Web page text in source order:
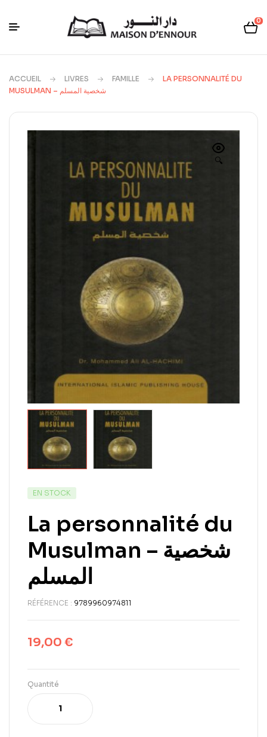
0
ACCUEIL LIVRES FAMILLE
LA PERSONNALITÉ DU
MUSULMAN – شخصية المسلم
🔍
EN STOCK
La personnalité du
Musulman – شخصية
المسلم
RÉFÉRENCE : 9789960974811
19,00 €
Quantité